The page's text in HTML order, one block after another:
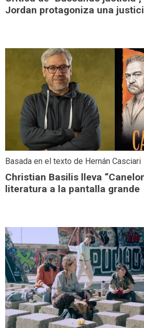
Jordan protagoniza una
Basada en el texto de Hernán Casciari
Christian Basilis lleva
literatura a la pantalla grande